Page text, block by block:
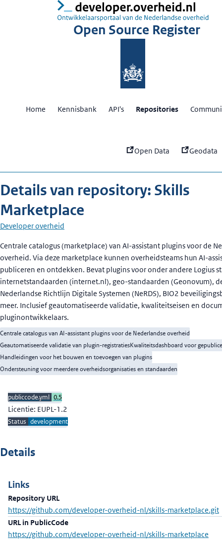
Open Source Register:
Home Kennisbank API's Repositories
Open Data Geodata
Details van repository: Skills
Marketplace
Developer overheid
Beschrijving
Centrale catalogus (marketplace) van AI-assistant plugins voor de
overheid. Via deze marketplace kunnen overheidsteams hun AI-
publiceren en ontdekken. Bevat plugins voor onder andere Logius
internetstandaarden (internet.nl), geo-standaarden (Geonovum),
Nederlandse Richtlijn Digitale Systemen (NeRDS), BIO2
meer. Inclusief geautomatiseerde validatie, kwaliteitseisen en
pluginontwikkelaars.
Centrale catalogus van AI-assistant plugins voor de Nederlandse overheid
Geautomatiseerde validatie van plugin-registratiesKwaliteitsdashboard voor
Handleidingen voor het bouwen en toevoegen van plugins
Ondersteuning voor meerdere overheidsorganisaties en standaarden
publiccode.yml 0.5
Licentie: EUPL-1.2
Status development
Details
Links
Repository URL
https://github.com/developer-overheid-nl/skills-marketplace.git
URL in PublicCode
https://github.com/developer-overheid-nl/skills-marketplace